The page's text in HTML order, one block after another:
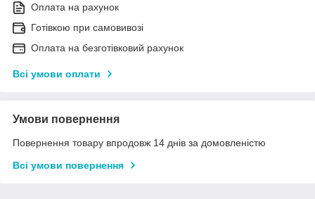
Оплата на рахунок
Готівкою при самовивозі
Оплата на безготівковий рахунок
Всі умови оплати
Умови повернення
Повернення товару впродовж 14 днів за домовленістю
Всі умови повернення